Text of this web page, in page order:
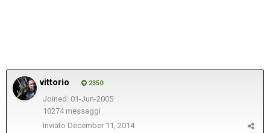
vittorio 2350
Joined: 01-Jun-2005
10274 messaggi
Inviato December 11, 2014